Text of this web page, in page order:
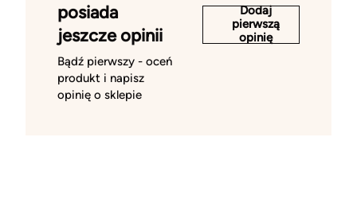
posiada
jeszcze opinii
Bądź pierwszy - oceń
produkt i napisz
opinię o sklepie
Dodaj
pierwszą
opinię